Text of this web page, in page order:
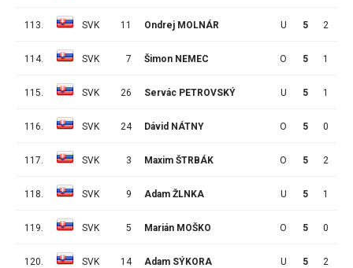
113. SVK 11 Ondrej MOLNÁR U 5 2
114. SVK 7 Šimon NEMEC O 5 1
115. SVK 26 Servác PETROVSKÝ U 5 1
116. SVK 24 Dávid NÁTNY O 5 0
117. SVK 3 Maxim ŠTRBÁK O 5 2
118. SVK 9 Adam ŽLNKA U 5 1
119. SVK 5 Marián MOŠKO O 5 0
120. SVK 14 Adam SÝKORA U 5 2